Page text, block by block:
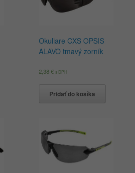
Okuliare CXS OPSIS
ALAVO tmavý zorník
2,38€ s DPH
Pridať do košíka